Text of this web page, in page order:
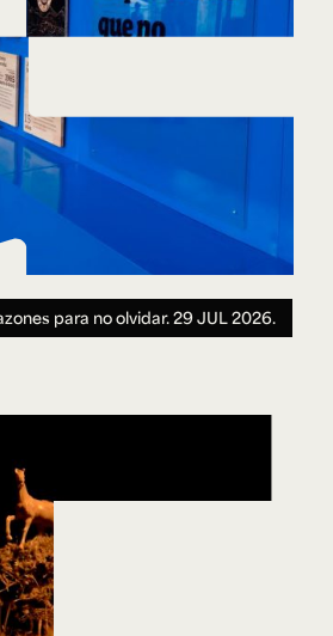
para no olvidar.29 JUL 2026.